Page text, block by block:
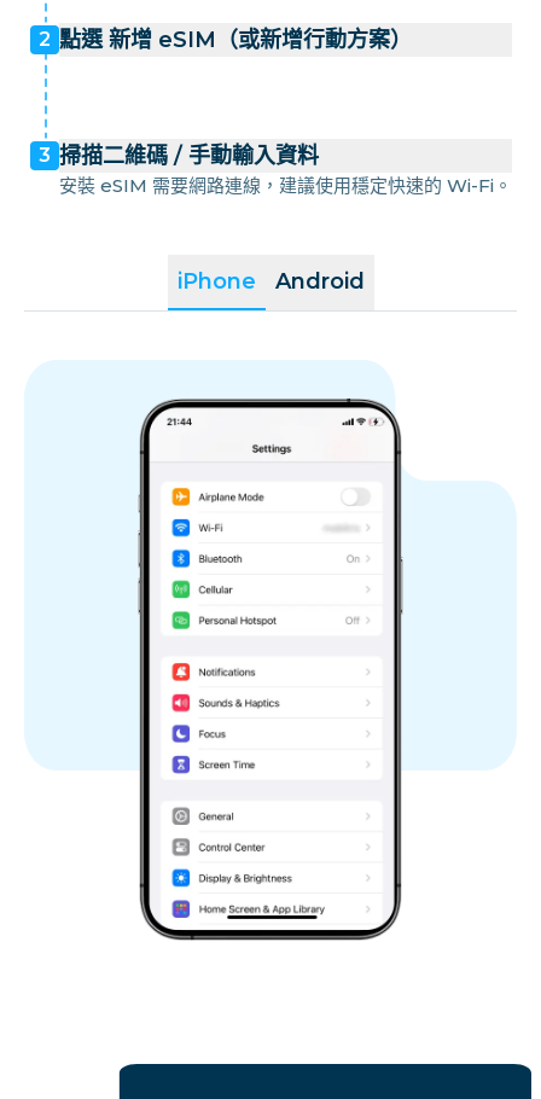
iPhone Android
2 點選 新增 eSIM（或新增行動方案）
3 掃描二維碼 / 手動輸入資料
安裝 eSIM 需要網路連線，建議使用穩定快速的 Wi-Fi。